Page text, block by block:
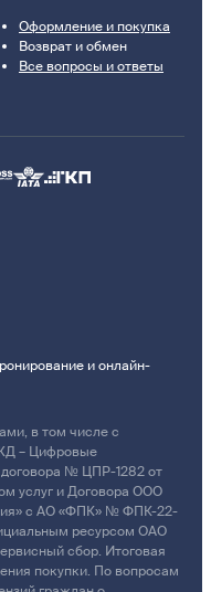
Оформление и покупка
Возврат и обмен
Все вопросы и ответы
и онлайн-
в том числе с
– Цифровые
№ ЦПР-1282 от
услуг и Договора ООО
с АО «ФПК» № ФПК-22-
ресурсом ОАО
сбор. Итоговая
покупки. По вопросам